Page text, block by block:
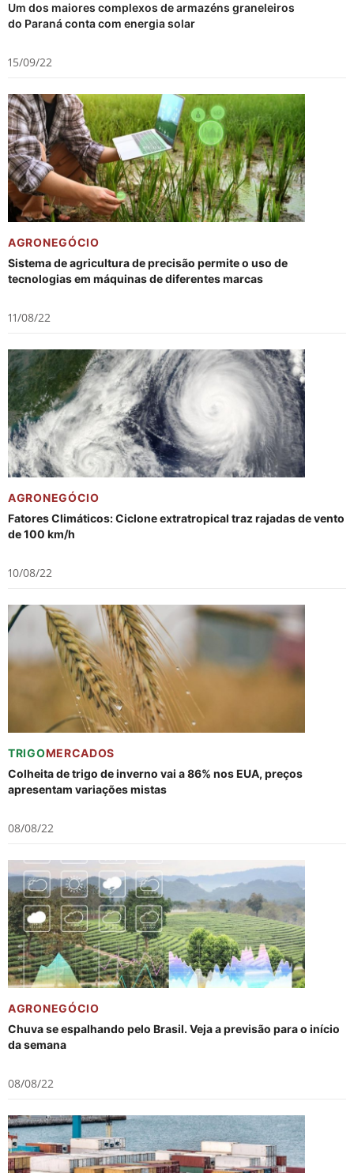
Um dos maiores complexos de armazéns graneleiros
do Paraná conta com energia solar
15/09/22
AGRONEGÓCIO
Sistema de agricultura de precisão permite o uso de
tecnologias em máquinas de diferentes marcas
11/08/22
AGRONEGÓCIO
Fatores Climáticos: Ciclone extratropical traz rajadas de vento
de 100 km/h
10/08/22
TRIGOMERCADOS
Colheita de trigo de inverno vai a 86% nos EUA, preços
apresentam variações mistas
08/08/22
AGRONEGÓCIO
Chuva se espalhando pelo Brasil. Veja a previsão para o início
da semana
08/08/22